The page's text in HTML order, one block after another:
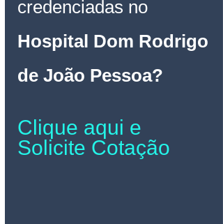
credenciadas no
Hospital Dom Rodrigo
de João Pessoa?
Clique aqui e
Solicite Cotação